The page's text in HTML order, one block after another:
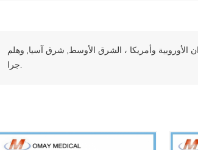
الأوروبية وأمريكا ، الشرق الأوسط, شرق آسيا, وهلم
جرا.